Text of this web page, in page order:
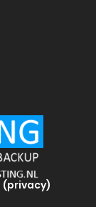
(privacy)